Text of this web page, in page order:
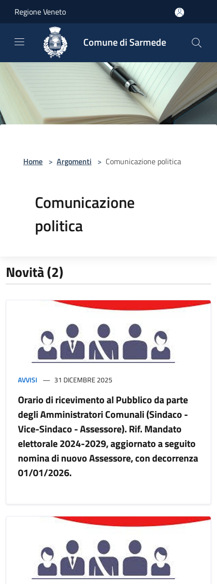
Regione Veneto
Comune di Sarmede
Home > Argomenti > Comunicazione politica
Comunicazione
politica
Novità (2)
AVVISI 31 DICEMBRE 2025
Orario di ricevimento al Pubblico da parte
degli Amministratori Comunali (Sindaco -
Vice-Sindaco - Assessore). Rif. Mandato
elettorale 2024-2029, aggiornato a seguito
nomina di nuovo Assessore, con decorrenza
01/01/2026.